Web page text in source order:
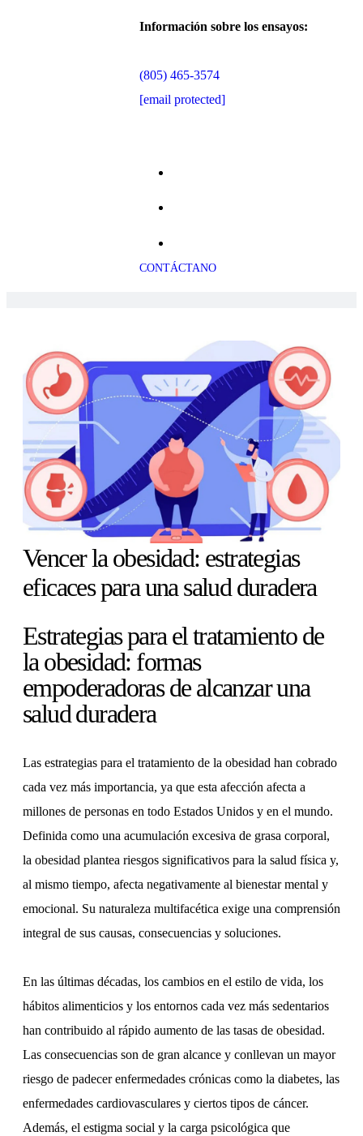
Información sobre los ensayos:
(805) 465-3574
[email protected]
CONTÁCTANO
Vencer la obesidad: estrategias
eficaces para una salud duradera
Estrategias para el tratamiento de
la obesidad: formas
empoderadoras de alcanzar una
salud duradera
Las estrategias para el tratamiento de la obesidad han cobrado
cada vez más importancia, ya que esta afección afecta a
millones de personas en todo Estados Unidos y en el mundo.
Definida como una acumulación excesiva de grasa corporal,
la obesidad plantea riesgos significativos para la salud física y,
al mismo tiempo, afecta negativamente al bienestar mental y
emocional. Su naturaleza multifacética exige una comprensión
integral de sus causas, consecuencias y soluciones.
En las últimas décadas, los cambios en el estilo de vida, los
hábitos alimenticios y los entornos cada vez más sedentarios
han contribuido al rápido aumento de las tasas de obesidad.
Las consecuencias son de gran alcance y conllevan un mayor
riesgo de padecer enfermedades crónicas como la diabetes, las
enfermedades cardiovasculares y ciertos tipos de cáncer.
Además, el estigma social y la carga psicológica que